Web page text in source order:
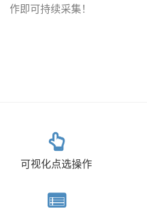
作即可持续采集！
可视化点选操作